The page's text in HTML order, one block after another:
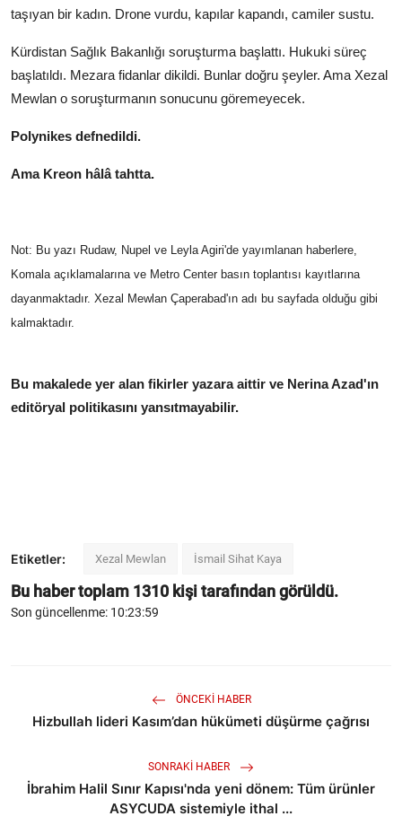
taşıyan bir kadın. Drone vurdu, kapılar kapandı, camiler sustu.
Kürdistan Sağlık Bakanlığı soruşturma başlattı. Hukuki süreç
başlatıldı. Mezara fidanlar dikildi. Bunlar doğru şeyler. Ama Xezal
Mewlan o soruşturmanın sonucunu göremeyecek.
Polynikes defnedildi.
Ama Kreon hâlâ tahtta.
Not: Bu yazı Rudaw, Nupel ve Leyla Agiri'de yayımlanan haberlere,
Komala açıklamalarına ve Metro Center basın toplantısı kayıtlarına
dayanmaktadır. Xezal Mewlan Çaperabad'ın adı bu sayfada olduğu gibi
kalmaktadır.
Bu makalede yer alan fikirler yazara aittir ve Nerina Azad'ın
editöryal politikasını yansıtmayabilir.
Etiketler: Xezal Mewlan İsmail Sihat Kaya
Bu haber toplam 1310 kişi tarafından görüldü.
Son güncellenme: 10:23:59
ÖNCEKI HABER
Hizbullah lideri Kasım’dan hükümeti düşürme çağrısı
SONRAKI HABER
İbrahim Halil Sınır Kapısı'nda yeni dönem: Tüm ürünler
ASYCUDA sistemiyle ithal ...